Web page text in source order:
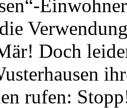
Doch
rufen: